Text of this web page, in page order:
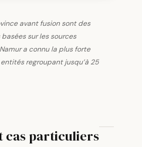
avant fusion sont des
sur les sources
a connu la plus forte
regroupant jusqu’à 25
cas particuliers